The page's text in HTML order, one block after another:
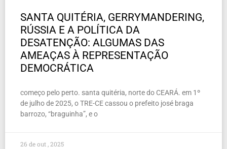
SANTA QUITÉRIA, GERRYMANDERING,
RÚSSIA E A POLÍTICA DA
DESATENÇÃO: ALGUMAS DAS
AMEAÇAS À REPRESENTAÇÃO
DEMOCRÁTICA
começo pelo perto. santa quitéria, norte do CEARÁ. em 1º
de julho de 2025, o TRE-CE cassou o prefeito josé braga
barrozo, “braguinha”, e o
26 de out , 2025